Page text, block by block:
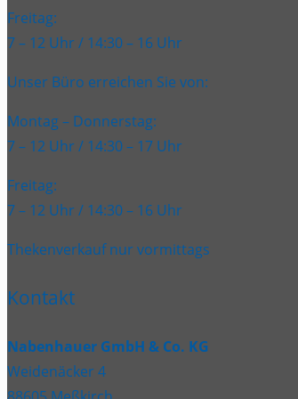
Freitag:
7 – 12 Uhr / 14:30 – 16 Uhr
Unser Büro erreichen Sie von:
Montag – Donnerstag:
7 – 12 Uhr / 14:30 – 17 Uhr
Freitag:
7 – 12 Uhr / 14:30 – 16 Uhr
Thekenverkauf nur vormittags
Kontakt
Nabenhauer GmbH & Co. KG
Weidenäcker 4